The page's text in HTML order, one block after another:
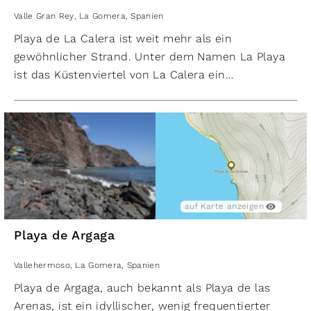
Valle Gran Rey La Gomera Spanien
Playa de La Calera ist weit mehr als ein
gewöhnlicher Strand. Unter dem Namen La Playa
ist das Küstenviertel von La Calera ein
Rey. Hier findet man zahlreiche Hotels und
Apartments, die den Bedürfnissen der Urlauber
gerecht werden. Der atemberaubende schwarze
Sandstrand, der zum Baden und Sonnenbaden
einlädt, ist dabei zweifellos das Highlight dieser
Die Uferpromenade entlang des Strandes ist
gesäumt von Bars, Restaurants und Geschäften,
die für das perfekte Urlaubsfeeling sorgen. Unter
herrlich entspannen und den Blick über das
türkisblaue Meer schweifen lassen.
auf Karte anzeigen
Playa de Argaga
Vallehermoso, La Gomera Spanien
Playa de Argaga, auch bekannt als Playa de las
Arenas, ist ein idyllischer, wenig frequentierter